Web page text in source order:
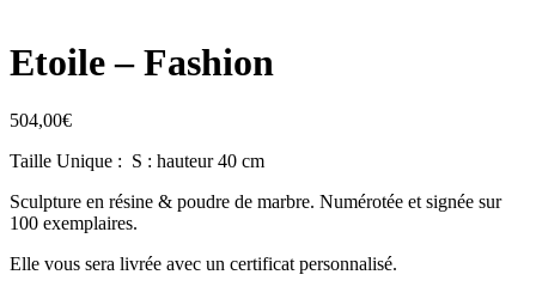
Etoile – Fashion
504,00€
Taille Unique : S : hauteur 40 cm
Sculpture en résine & poudre de marbre. Numérotée et signée sur
100 exemplaires.
Elle vous sera livrée avec un certificat personnalisé.